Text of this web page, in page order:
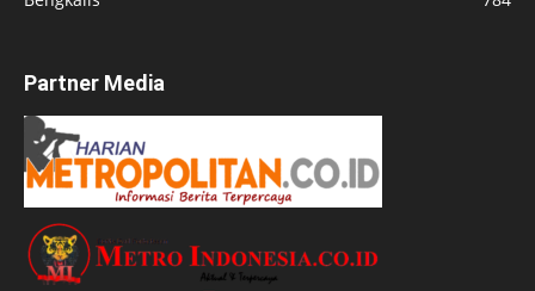
Partner Media